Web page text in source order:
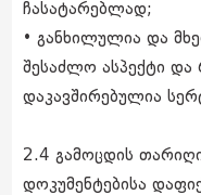
ჩასატარებლად;
• განხილულია და
შესაძლო ასპექტი
დაკავშირებულია
2.4 გამოცდის
დოკუმენტებისა